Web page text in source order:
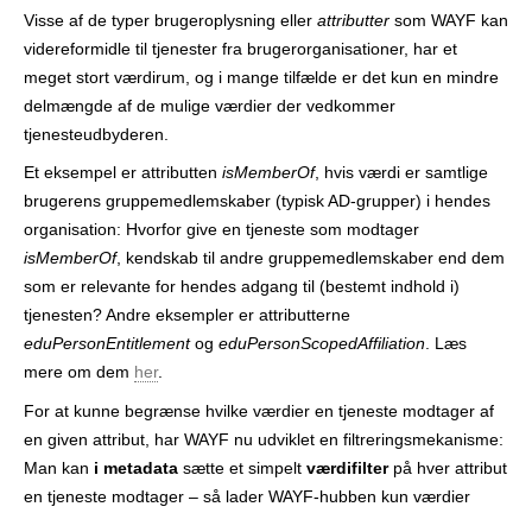
h
r
Visse af de typer brugeroplysning eller attributter som WAYF kan
videreformidle til tjenester fra brugerorganisationer, har et
meget stort værdirum, og i mange tilfælde er det kun en mindre
delmængde af de mulige værdier der vedkommer
tjenesteudbyderen.
Et eksempel er attributten isMemberOf, hvis værdi er samtlige
brugerens gruppemedlemskaber (typisk AD-grupper) i hendes
organisation: Hvorfor give en tjeneste som modtager
isMemberOf, kendskab til andre gruppemedlemskaber end dem
som er relevante for hendes adgang til (bestemt indhold i)
tjenesten? Andre eksempler er attributterne
eduPersonEntitlementog eduPersonScopedAffiliation. Læs
mere om dem her.
For at kunne begrænse hvilke værdier en tjeneste modtager af
en given attribut, har WAYF nu udviklet en filtreringsmekanisme:
Man kan i metadata sætte et simpelt værdifilterpå hver attribut
en tjeneste modtager – så lader WAYF-hubben kun værdier